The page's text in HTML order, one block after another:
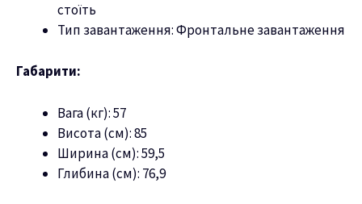
стоїть
Тип завантаження: Фронтальне завантаження
Габарити:
Вага (кг): 57
Висота (см): 85
Ширина (см): 59,5
Глибина (см): 76,9